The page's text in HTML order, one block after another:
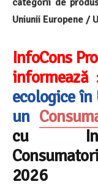
categorii de
Uniunii Europene /
InfoCons
informează
ecologice în
un
cu
2026